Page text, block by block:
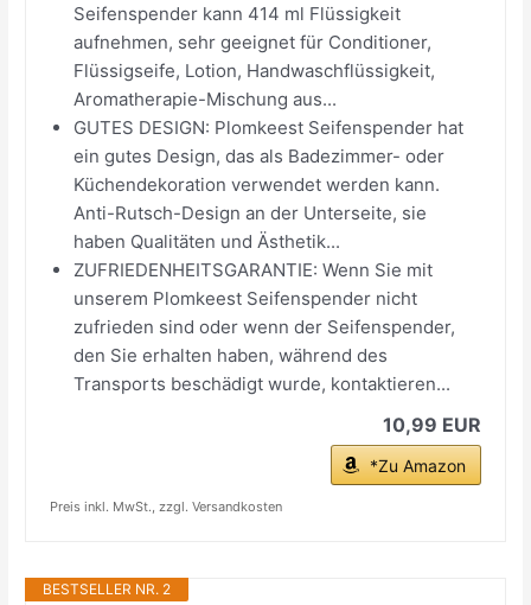
Seifenspender kann 414 ml Flüssigkeit
aufnehmen, sehr geeignet für Conditioner,
Flüssigseife, Lotion, Handwaschflüssigkeit,
Aromatherapie-Mischung aus...
GUTES DESIGN: Plomkeest Seifenspender hat
ein gutes Design, das als Badezimmer- oder
Küchendekoration verwendet werden kann.
Anti-Rutsch-Design an der Unterseite, sie
haben Qualitäten und Ästhetik...
ZUFRIEDENHEITSGARANTIE: Wenn Sie mit
unserem Plomkeest Seifenspender nicht
zufrieden sind oder wenn der Seifenspender,
den Sie erhalten haben, während des
Transports beschädigt wurde, kontaktieren...
10,99 EUR
*Zu Amazon
Preis inkl. MwSt., zzgl. Versandkosten
BESTSELLER NR. 2